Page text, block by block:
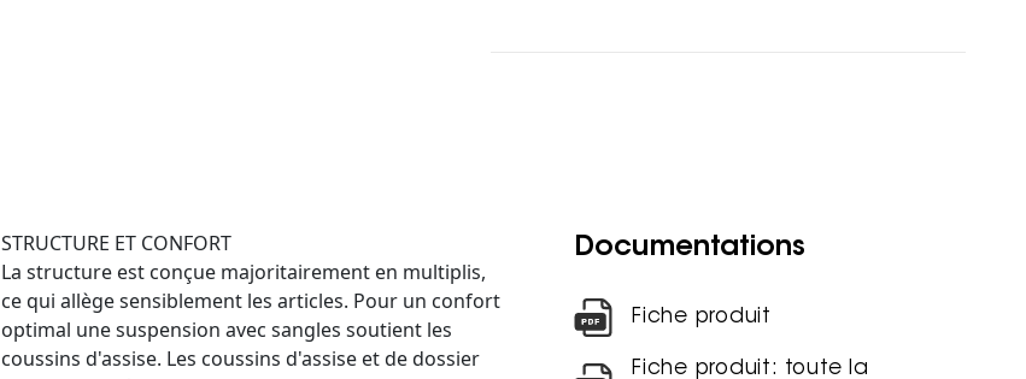
STRUCTURE ET CONFORT
La structure est conçue majoritairement en multiplis,
ce qui allège sensiblement les articles. Pour un confort
optimal une suspension avec sangles soutient les
coussins d'assise. Les coussins d'assise et de dossier
Documentations
Fiche produit
Fiche produit: toute la